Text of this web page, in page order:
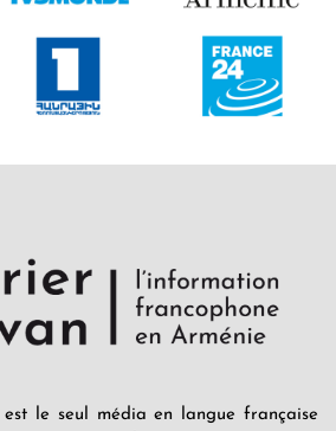
est le seul média en langue française